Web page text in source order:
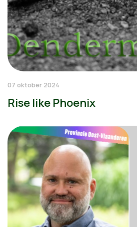
07 oktober 2024
Rise like Phoenix